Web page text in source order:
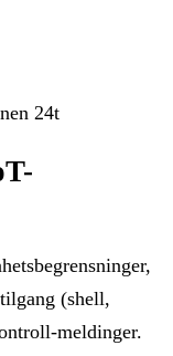
24t
(shell,
meldinger.